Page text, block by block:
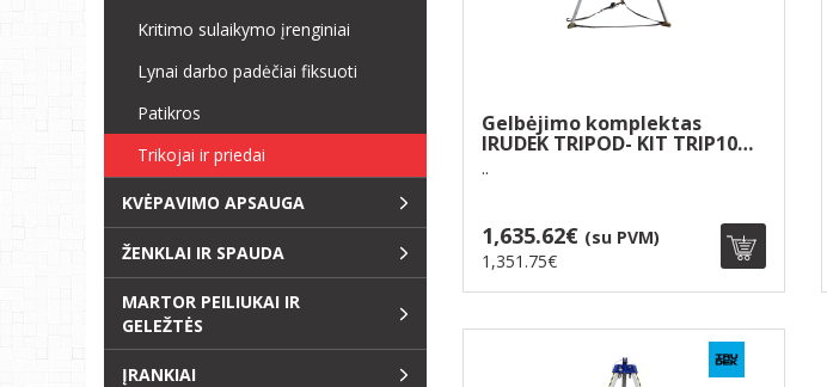
Kritimo sulaikymo įrenginiai
Lynai darbo padėčiai fiksuoti
Patikros
Trikojai ir priedai
KVĖPAVIMO APSAUGA
ŽENKLAI IR SPAUDA
MARTOR PEILIUKAI IR
GELEŽTĖS
ĮRANKIAI
Gelbėjimo komplektas
IRUDEK TRIPOD- KIT TRIP10
..
1,635.62€ (su PVM)
1,351.75€